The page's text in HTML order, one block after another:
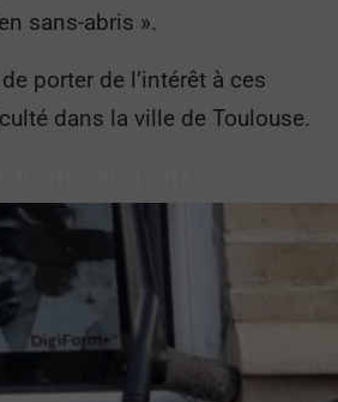
sans-abris ».
porter de l’intérêt à ces
dans la ville de Toulouse.